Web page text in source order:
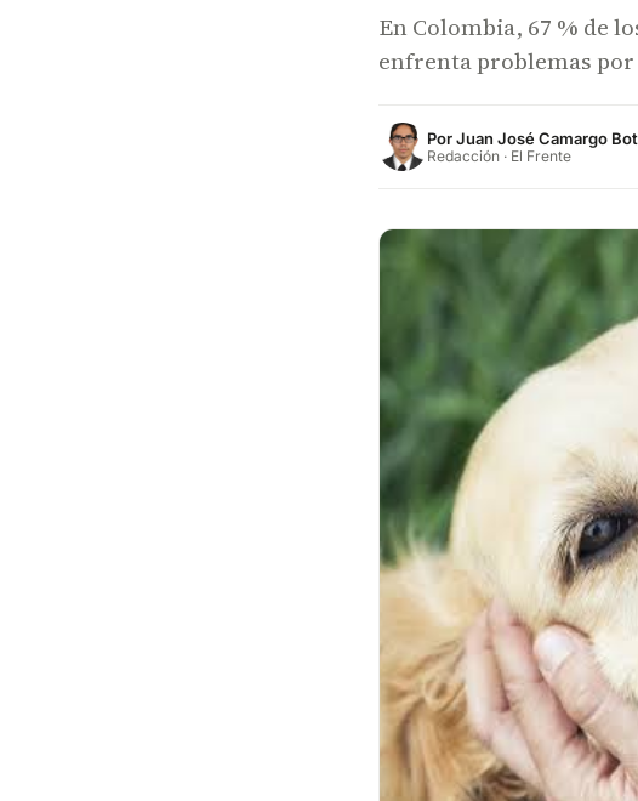
En Colombia, 67 % de
enfrenta problemas
PorJuan José Camargo
Redacción · El Frente